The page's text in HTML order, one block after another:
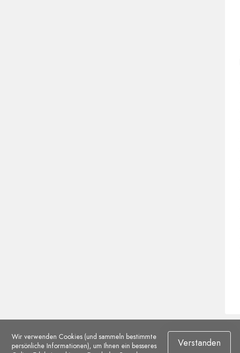
Wir verwenden Cookies (und sammeln bestimmte
persönliche Informationen), um Ihnen ein besseres
Verstanden